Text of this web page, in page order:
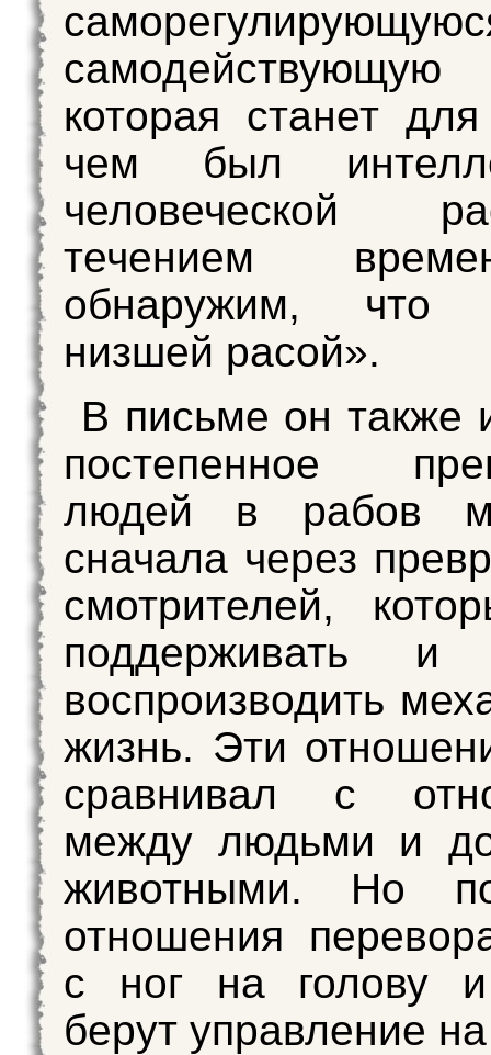
которая станет
чем был
человеческой
течением
обнаружим, что
низшей расой».
В письме он также
постепенное
людей в рабов
сначала через
смотрителей,
поддерживать и
воспроизводить
жизнь. Эти
сравнивал с
между людьми и
животными. Но
отношения
с ног на голову
берут управление